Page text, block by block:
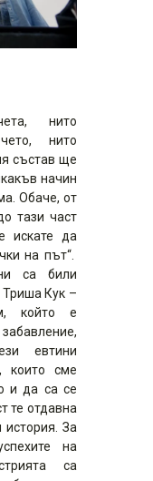
нито
нито
състав ще
начин
Обаче, от
тази част
искате да
на път“.
са били
Кук –
който е
евтини
които сме
и да са се
те отдавна
история. За
на
са